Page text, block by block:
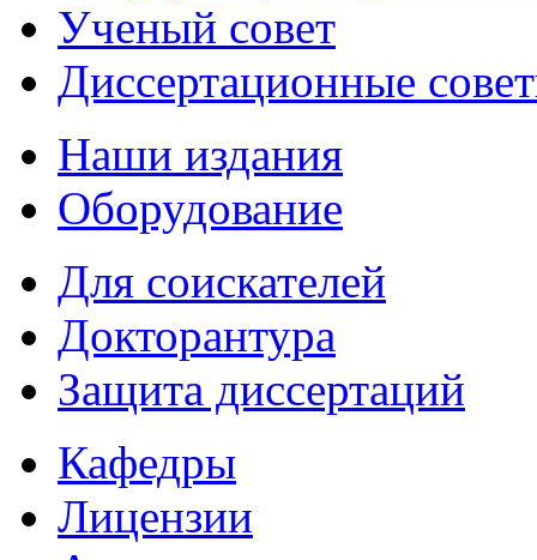
Ученый совет
Диссертационные
Наши издания
Оборудование
Для соискателей
Докторантура
Защита диссертаций
Кафедры
Лицензии